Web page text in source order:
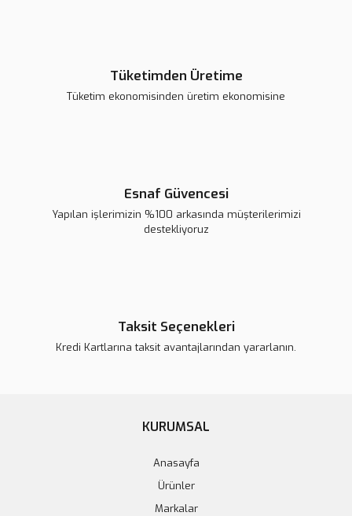
94,98 TL
99,98 TL
Tüketimden Üretime
Tüketim ekonomisinden üretim ekonomisine
Esnaf Güvencesi
Yapılan işlerimizin %100 arkasında müşterilerimizi
destekliyoruz
Taksit Seçenekleri
Kredi Kartlarına taksit avantajlarından yararlanın.
KURUMSAL
Anasayfa
Ürünler
Markalar